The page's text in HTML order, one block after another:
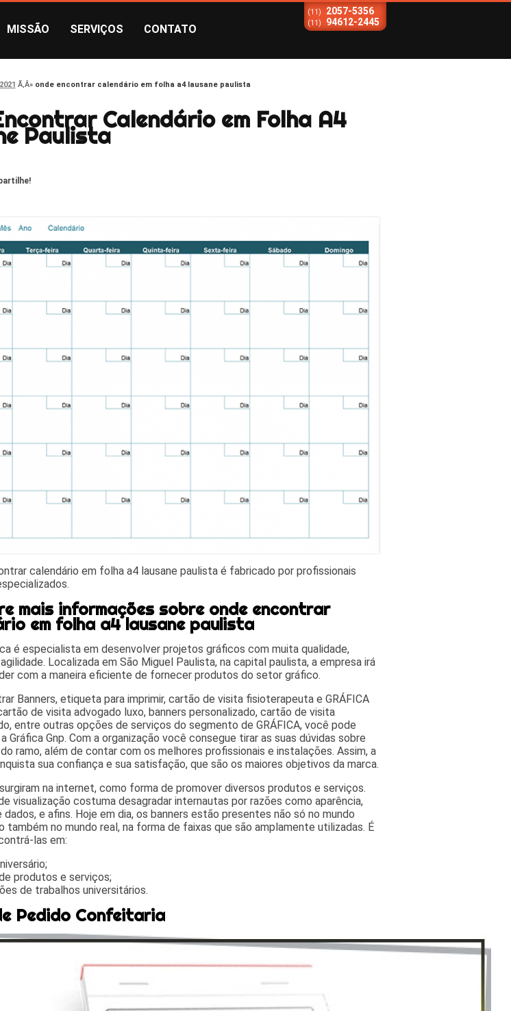
MISSÃO SERVIÇOS CONTATO
(11) 2057-5356
(11) 94612-2445
onde encontrar calendário em folha a4 lausane paulista
Calendário em Folha A4
Paulista
calendário em folha a4 lausane paulista é fabricado por profissionais
mais informações sobre onde encontrar
em folha a4 lausane paulista
é especialista em desenvolver projetos gráficos com muita qualidade,
Localizada em São Miguel Paulista, na capital paulista, a empresa irá
com a maneira eficiente de fornecer produtos do setor gráfico.
Banners, etiqueta para imprimir, cartão de visita fisioterapeuta e GRÁFICA
de visita advogado luxo, banners personalizado, cartão de visita
entre outras opções de serviços do segmento de GRÁFICA, você pode
Gráfica Gnp. Com a organização você consegue tirar as suas dúvidas sobre
ramo, além de contar com os melhores profissionais e instalações. Assim, a
sua confiança e sua satisfação, que são os maiores objetivos da marca.
na internet, como forma de promover diversos produtos e serviços.
visualização costuma desagradar internautas por razões como aparência,
dados, e afins. Hoje em dia, os banners estão presentes não só no mundo
também no mundo real, na forma de faixas que são amplamente utilizadas. É
las em:
produtos e serviços;
de trabalhos universitários.
Pedido Confeitaria